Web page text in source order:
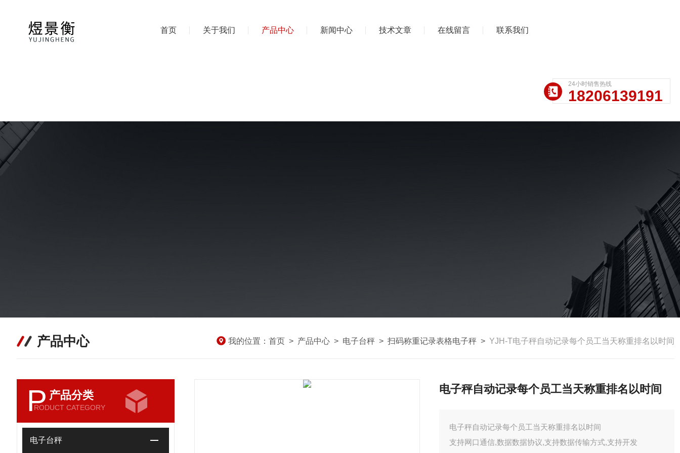
首页 关于我们 产品中心 新闻中心 技术文章 在线留言 联系我们
24小时销售热线
18206139191
产品中心 我的位置： 首页 > 产品中心 > 电子台秤 > 扫码称重记录表格电子秤 > YJH-T电子秤自动记录每个员工当天称重排名以时间
P 产品分类
RODUCT CATEGORY
电子台秤
电子秤自动记录每个员工当天称重排名以时间
电子秤自动记录每个员工当天称重排名以时间
支持网口通信,数据数据协议,支持数据传输方式,支持开发